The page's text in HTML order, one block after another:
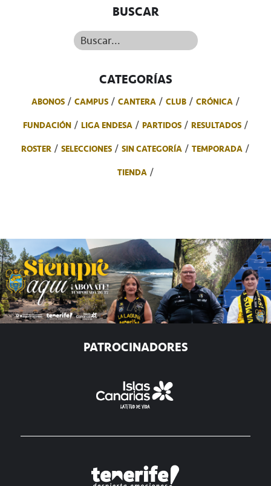
BUSCAR
Buscar...
CATEGORÍAS
ABONOS CAMPUS CANTERA CLUB
CRÓNICA
FUNDACIÓN
LIGA ENDESA PARTIDOS
RESULTADOS
ROSTER
SELECCIONES SIN CATEGORÍA
TEMPORADA
TIENDA
PATROCINADORES